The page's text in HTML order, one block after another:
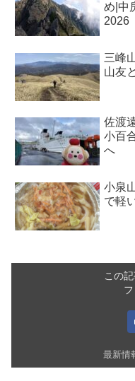
め|中
2026
三峰
山友
佐渡
小百
へ
小泉
で軽
この
最新情